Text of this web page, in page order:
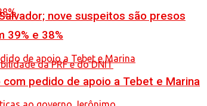
nove suspeitos são presos
39% e 38%
pedido de apoio a Tebet e Marina